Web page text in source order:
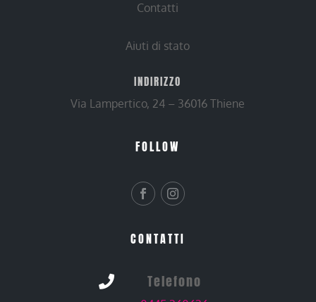
Contatti
Aiuti di stato
INDIRIZZO
Via Lampertico, 24 – 36016 Thiene
FOLLOW
CONTATTI
 Telefono